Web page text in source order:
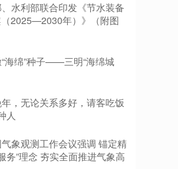
水利部联合印发《节水装备
2025—2030年）》（附图
海绵”种子——三明“海绵城
，无论关系多好，请客吃饭
人
象观测工作会议强调 锚定精
务”理念 夯实全面推进气象高